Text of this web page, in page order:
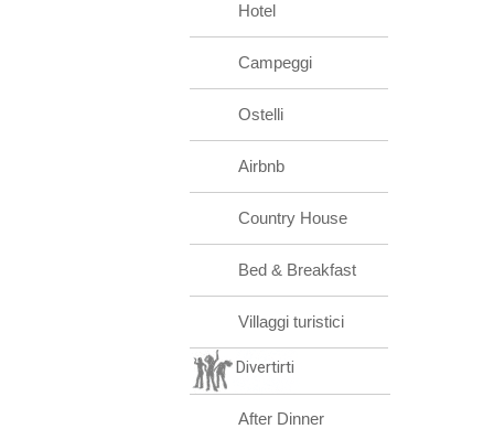
Hotel
Campeggi
Ostelli
Airbnb
Country House
Bed & Breakfast
Villaggi turistici
Divertirti
After Dinner